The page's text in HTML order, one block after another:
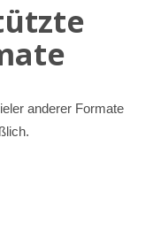
anderer Formate